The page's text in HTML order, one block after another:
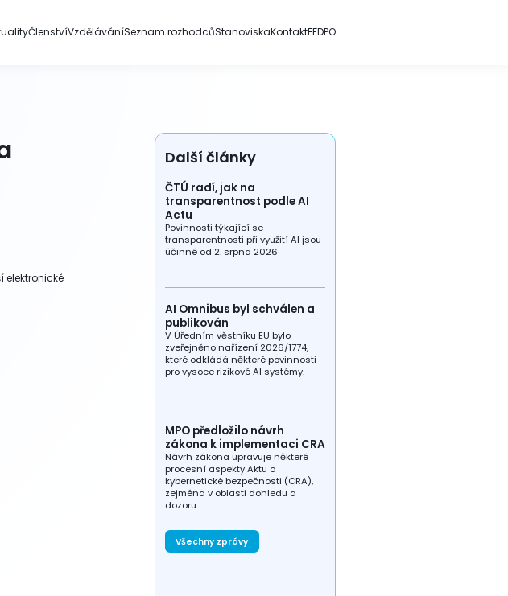
ČlenstvíVzděláváníSeznam rozhodcůStanoviskaKontaktEFDPO
elektronické
Další články
ČTÚ radí, jak na
transparentnost podle AI
Actu
Povinnosti týkající se
transparentnosti při využití AI jsou
účinné od 2. srpna 2026
AI Omnibus byl schválen a
publikován
V Úředním věstníku EU bylo
zveřejněno nařízení 2026/1774,
které odkládá některé povinnosti
pro vysoce rizikové AI systémy.
MPO předložilo návrh
zákona k implementaci CRA
Návrh zákona upravuje některé
procesní aspekty Aktu o
kybernetické bezpečnosti (CRA),
zejména v oblasti dohledu a
dozoru.
Všechny zprávy